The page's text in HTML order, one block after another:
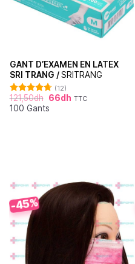
GANT D’EXAMEN EN LATEX
SRI TRANG /SRITRANG
Note4.67
sur 5
(12)
121,50dh 66dh TTC
100 Gants
-45%